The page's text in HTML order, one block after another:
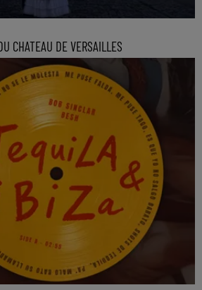
CHATEAU DE VERSAILLES